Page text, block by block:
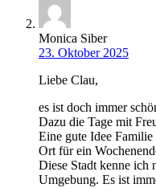
Monica Siber
23. Oktober 2025
Liebe Clau,
es ist doch immer
Dazu die Tage mit
Eine gute Idee Familie
Ort für ein
Diese Stadt kenne ich
Umgebung. Es ist